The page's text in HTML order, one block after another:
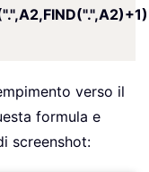
verso il
formula e
screenshot: